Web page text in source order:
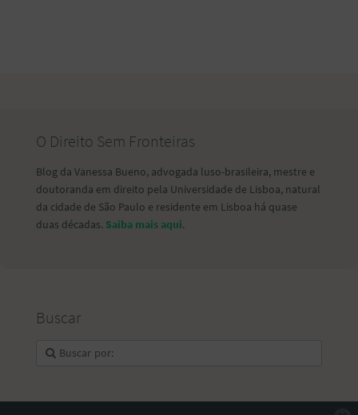
O Direito Sem Fronteiras
Blog da Vanessa Bueno, advogada luso-brasileira, mestre e
doutoranda em direito pela Universidade de Lisboa, natural
da cidade de São Paulo e residente em Lisboa há quase
duas décadas. Saiba mais aqui.
Buscar